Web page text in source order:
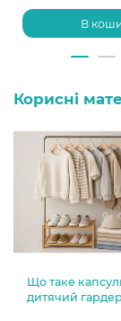
В
Корисні
Що таке
дитячий